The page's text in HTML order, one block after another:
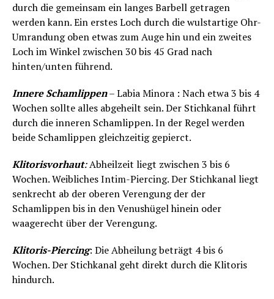
durch die gemeinsam ein langes Barbell getragen
werden kann. Ein erstes Loch durch die wulstartige Ohr-
Umrandung oben etwas zum Auge hin und ein zweites
Loch im Winkel zwischen 30 bis 45 Grad nach
hinten/unten führend.
Innere Schamlippen– Labia Minora : Nach etwa 3 bis 4
Wochen sollte alles abgeheilt sein. Der Stichkanal führt
durch die inneren Schamlippen. In der Regel werden
beide Schamlippen gleichzeitig gepierct.
Klitorisvorhaut:Abheilzeit liegt zwischen 3 bis 6
Wochen. Weibliches Intim-Piercing. Der Stichkanal liegt
senkrecht ab der oberen Verengung der der
Schamlippen bis in den Venushügel hinein oder
waagerecht über der Verengung.
Klitoris-Piercing: Die Abheilung beträgt 4 bis 6
Wochen. Der Stichkanal geht direkt durch die Klitoris
hindurch.